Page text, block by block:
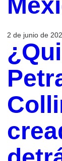
2 de junio de